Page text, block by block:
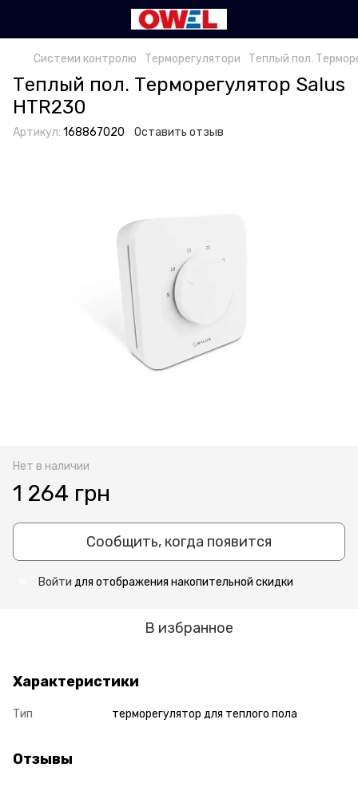
Системи контролю Терморегулятори Теплый пол.
Теплый пол. Терморегулятор Salus
HTR230
Артикул: 168867020 Оставить отзыв
Нет в наличии
1 264 грн
Сообщить, когда появится
Войти для отображения накопительной скидки
В избранное
Характеристики
Тип терморегулятор для теплого пола
Отзывы